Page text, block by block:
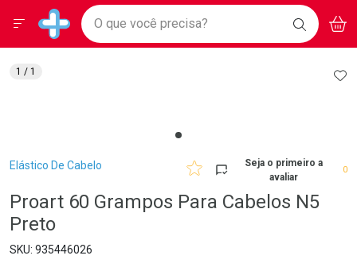
Drogarias Pacheco
Baixe nosso APP e aproveite Ofertas Exclusivas!
BAIXE
O APP
Ir direto para a home
pela página
Ir direto para o conteúdo
Ir direto para a busca
Ir direto para a conta
Faça a sua busca
O que você precisa? BUSCAR
Menu
Breadcrumb
Elástico De Cabelo
Seja o primeiro a
avaliar
0
Proart 60 Grampos Para Cabelos N5
Preto
935446026
1 / 1